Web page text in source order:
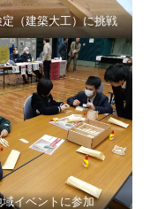
（建築大工）に挑戦
域イベントに参加